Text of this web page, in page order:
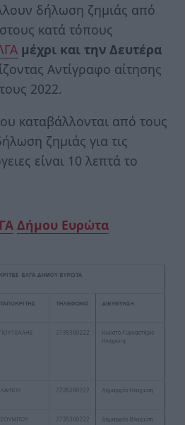
δήλωση ζημιάς από
κατά τόπους
μέχρι και την Δευτέρα
Αντίγραφο αίτησης
2022.
καταβάλλονται από τους
ζημιάς για τις
είναι 10 λεπτά το
Δήμου Ευρώτα